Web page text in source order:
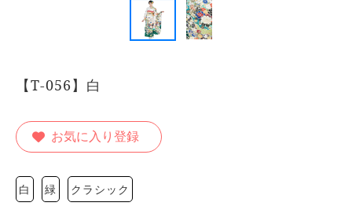
【T-056】白
お気に入り登録
白 緑 クラシック